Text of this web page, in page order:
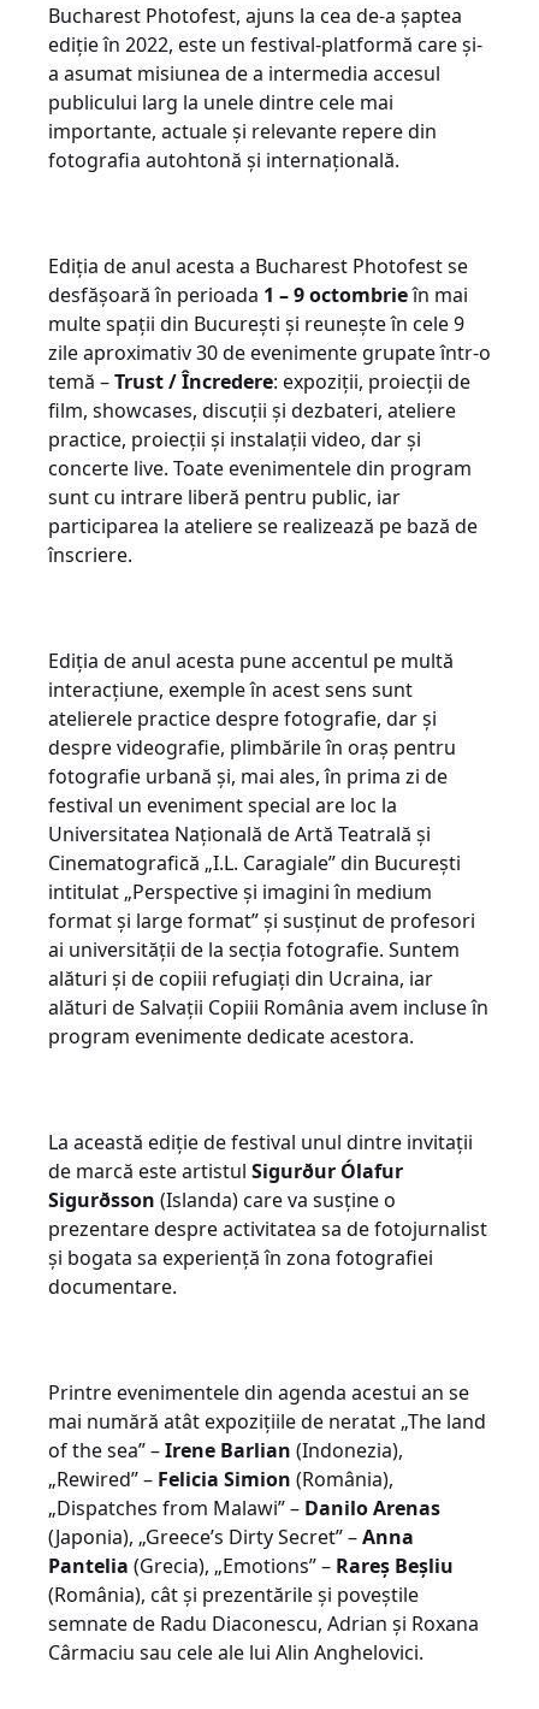
Bucharest Photofest, ajuns la cea de-a șaptea
ediție în 2022, este un festival-platformă care și-
a asumat misiunea de a intermedia accesul
publicului larg la unele dintre cele mai
importante, actuale și relevante repere din
fotografia autohtonă și internațională.
Ediția de anul acesta a Bucharest Photofest se
desfășoară în perioada 1 – 9 octombrieîn mai
multe spații din București și reunește în cele 9
zile aproximativ 30 de evenimente grupate într-o
temă –Trust / Încredere: expoziții, proiecții de
film, showcases, discuții și dezbateri, ateliere
practice, proiecții și instalații video, dar și
concerte live. Toate evenimentele din program
sunt cu intrare liberă pentru public, iar
participarea la ateliere se realizează pe bază de
înscriere.
Ediția de anul acesta pune accentul pe multă
interacțiune, exemple în acest sens sunt
atelierele practice despre fotografie, dar și
despre videografie, plimbările în oraș pentru
fotografie urbană și, mai ales, în prima zi de
festival un eveniment special are loc la
Universitatea Națională de Artă Teatrală și
Cinematografică „I.L. Caragiale” din București
intitulat „Perspective și imagini în medium
format și large format” și susținut de profesori
ai universității de la secția fotografie. Suntem
alături și de copiii refugiați din Ucraina, iar
alături de Salvații Copiii România avem incluse în
program evenimente dedicate acestora.
La această ediție de festival unul dintre invitații
de marcă este artistul Sigurður Ólafur
Sigurðsson (Islanda) care va susține o
prezentare despre activitatea sa de fotojurnalist
și bogata sa experiență în zona fotografiei
documentare.
Printre evenimentele din agenda acestui an se
mai numără atât expozițiile de neratat „The land
of the sea” –Irene Barlian (Indonezia),
„Rewired” – Felicia Simion (România),
„Dispatches from Malawi” – Danilo Arenas
(Japonia), „Greece’s Dirty Secret” –Anna
Pantelia (Grecia), „Emotions” – Rareș Beșliu
(România), cât și prezentările și poveștile
semnate de Radu Diaconescu, Adrian și Roxana
Cârmaciu sau cele ale lui Alin Anghelovici.